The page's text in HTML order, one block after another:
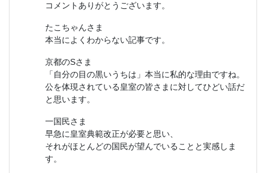
コメントありがとうございます。
たこちゃんさま
本当によくわからない記事です。
京都のSさま
「自分の目の黒いうちは」本当に私的な理由ですね。
公を体現されている皇室の皆さまに対してひどい話だ
と思います。
一国民さま
早急に皇室典範改正が必要と思い、
それがほとんどの国民が望んでいることと実感しま
す。